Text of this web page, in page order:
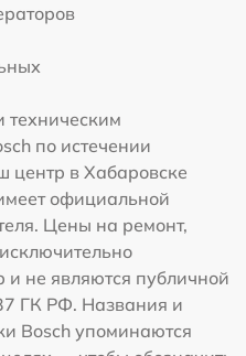
по истечении
центр в Хабаровске
официальной
Цены на ремонт,
и не являются публичной
ГК РФ. Названия и
Bosch упоминаются